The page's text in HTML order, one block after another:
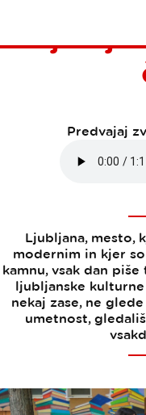
Predvajaj
Ljubljana, mesto,
modernim in kjer
kamnu, vsak dan
ljubljanske
nekaj zase, ne
umetnost,